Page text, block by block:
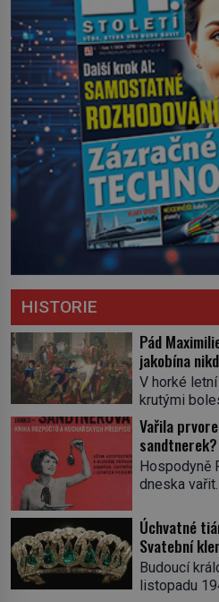
HISTORIE
Pád
jakobína
V horké
krutými
hlavou mu
se probere
jednu z
před lety
tragický
prohlásil o
francouzský
Mirabeau […]
Vařila
sandtnerek?
Hospodyně
dneska vařit.
rychle v
s lístky,“
služce,
Ještě v
Úchvatné
Svatební
Budoucí
listopadu